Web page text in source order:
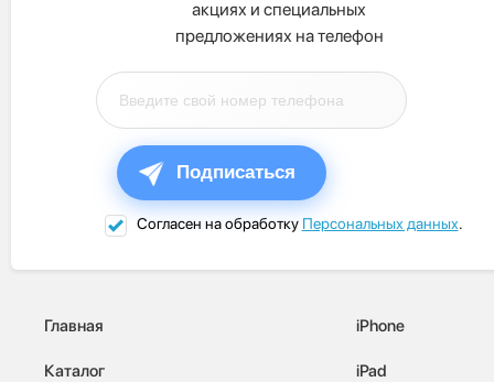
акциях и специальных
предложениях на телефон
Подписаться
Согласен на обработку Персональных данных.
Главная
Каталог
iPhone
iPad